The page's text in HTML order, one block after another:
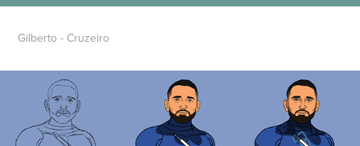
Gilberto - Cruzeiro